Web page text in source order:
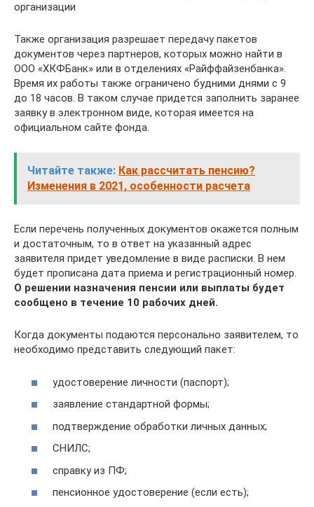
организации
Также организация разрешает передачу пакетов
документов через партнеров, которых можно найти в
ООО «ХКФБанк» или в отделениях «Райффайзенбанка».
Время их работы также ограничено будними днями с 9
до 18 часов. В таком случае придется заполнить заранее
заявку в электронном виде, которая имеется на
официальном сайте фонда.
Читайте также: Как рассчитать пенсию?
Изменения в 2021, особенности расчета
Если перечень полученных документов окажется полным
и достаточным, то в ответ на указанный адрес
заявителя придет уведомление в виде расписки. В нем
будет прописана дата приема и регистрационный номер.
О решении назначения пенсии или выплаты будет
сообщено в течение 10 рабочих дней.
Когда документы подаются персонально заявителем, то
необходимо представить следующий пакет:
удостоверение личности (паспорт);
заявление стандартной формы;
подтверждение обработки личных данных;
СНИЛС;
справку из ПФ;
пенсионное удостоверение (если есть);